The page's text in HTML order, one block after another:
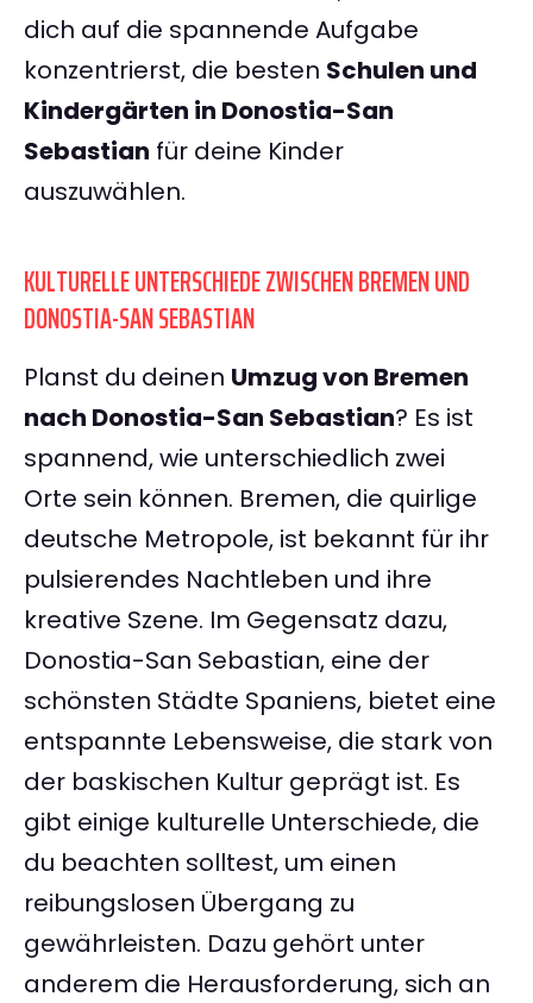
dich auf die spannende Aufgabe
konzentrierst, die besten Schulen und
Kindergärten in Donostia-San
Sebastian für deine Kinder
auszuwählen.
KULTURELLE UNTERSCHIEDE ZWISCHEN BREMEN UND
DONOSTIA-SAN SEBASTIAN
Planst du deinen Umzug von Bremen
nach Donostia-San Sebastian? Es ist
spannend, wie unterschiedlich zwei
Orte sein können. Bremen, die quirlige
deutsche Metropole, ist bekannt für ihr
pulsierendes Nachtleben und ihre
kreative Szene. Im Gegensatz dazu,
Donostia-San Sebastian, eine der
schönsten Städte Spaniens, bietet eine
entspannte Lebensweise, die stark von
der baskischen Kultur geprägt ist. Es
gibt einige kulturelle Unterschiede, die
du beachten solltest, um einen
reibungslosen Übergang zu
gewährleisten. Dazu gehört unter
anderem die Herausforderung, sich an